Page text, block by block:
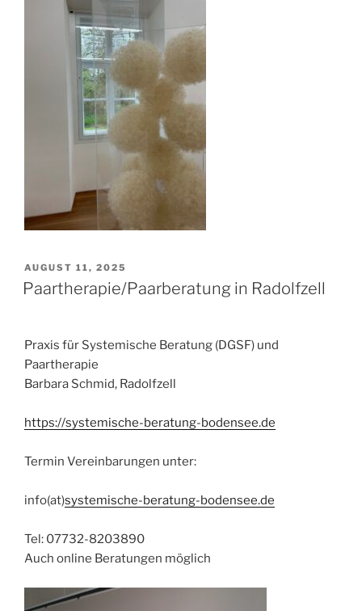
VERÖFFENTLICHT
AM
AUGUST 11, 2025
Paartherapie/Paarberatung in Radolfzell
Praxis für Systemische Beratung (DGSF) und
Paartherapie
Barbara Schmid, Radolfzell
https://systemische-beratung-bodensee.de
Termin Vereinbarungen unter:
info(at)systemische-beratung-bodensee.de
Tel: 07732-8203890
Auch online Beratungen möglich